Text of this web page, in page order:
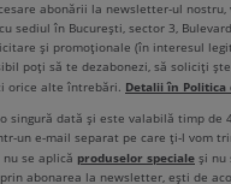
abonării la newsletter-ul
sediul în București, sector 3,
și promoționale (în interesul
poți să te dezabonezi, să soliciți
orice alte întrebări. Detalii în
singură dată și este valabilă timp
un e-mail separat pe care ți-l vom
se aplică produselor speciale și nu
abonarea la newsletter, ești de